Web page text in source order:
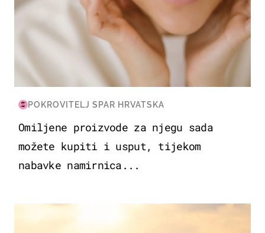
POKROVITELJ SPAR HRVATSKA
Omiljene proizvode za njegu sada
možete kupiti i usput, tijekom
nabavke namirnica...